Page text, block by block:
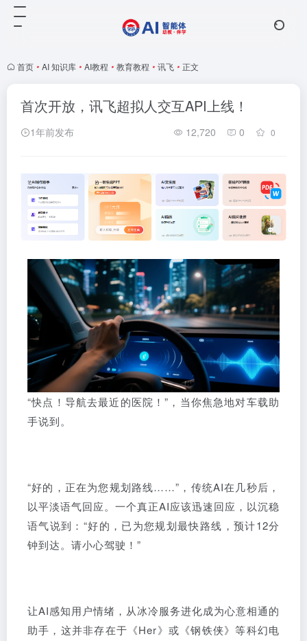
首页 • AI 知识库 • AI教程 • 教育教程 • 讯飞 • 正文
首次开放，讯飞超拟人交互API上线！
1年前发布 12,720 0 0
“快点！导航去最近的医院！”，当你焦急地对车载助
手说到。
“好的，正在为您规划路线……”，传统AI在几秒后，
以平淡语气回应。一个真正AI应该迅速回应，以沉稳
语气说到：“好的，已为您规划最快路线，预计12分
钟到达。请小心驾驶！”
让AI感知用户情绪，从冰冷服务进化成为心意相通的
助手，这并非存在于《Her》或《钢铁侠》等科幻电